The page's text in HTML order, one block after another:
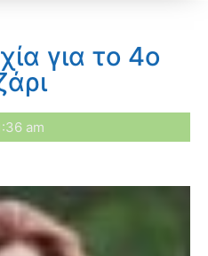
για το 4ο
am